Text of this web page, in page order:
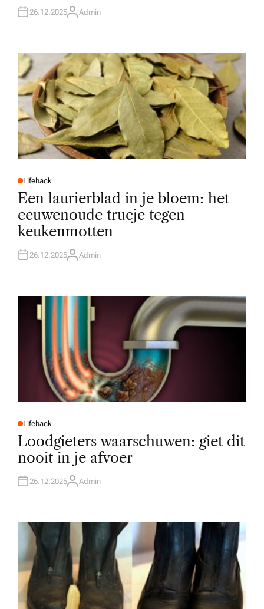
26.12.2025A
R
Admin
P
O
E
D
N
Lifehack
Een laurierblad in je bloem: het
eeuwenoude trucje tegen
keukenmotten
26.12.2025A
R
Admin
P
O
E
D
N
Lifehack
Loodgieters waarschuwen: giet dit
nooit in je afvoer
26.12.2025A
R
Admin